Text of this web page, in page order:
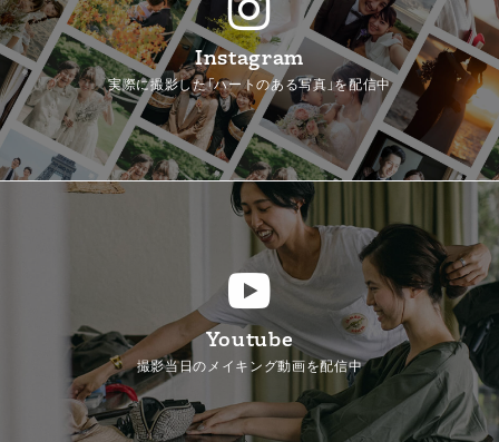
Instagram
実際に撮影した「ハートのある写真」を配信中
Youtube
撮影当日のメイキング動画を配信中